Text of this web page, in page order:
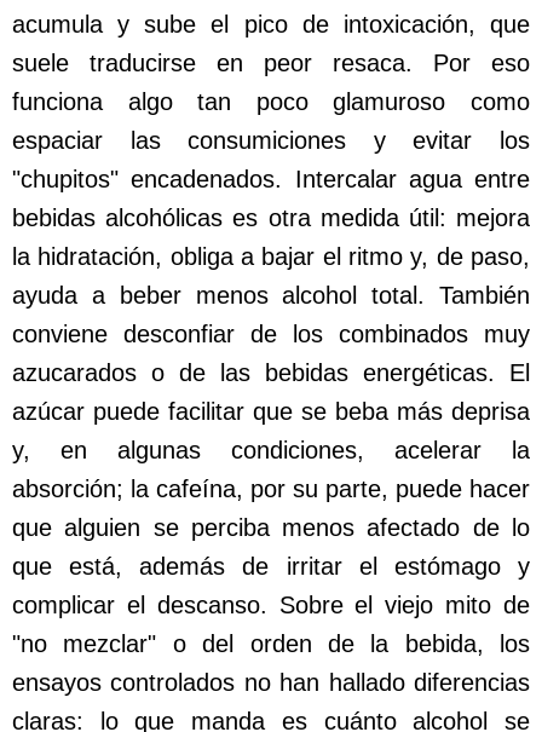
acumula y sube el pico de intoxicación, que
suele traducirse en peor resaca. Por eso
funciona algo tan poco glamuroso como
espaciar las consumiciones y evitar los
"chupitos" encadenados. Intercalar agua entre
bebidas alcohólicas es otra medida útil: mejora
la hidratación, obliga a bajar el ritmo y, de paso,
ayuda a beber menos alcohol total. También
conviene desconfiar de los combinados muy
azucarados o de las bebidas energéticas. El
azúcar puede facilitar que se beba más deprisa
y, en algunas condiciones, acelerar la
absorción; la cafeína, por su parte, puede hacer
que alguien se perciba menos afectado de lo
que está, además de irritar el estómago y
complicar el descanso. Sobre el viejo mito de
"no mezclar" o del orden de la bebida, los
ensayos controlados no han hallado diferencias
claras: lo que manda es cuánto alcohol se